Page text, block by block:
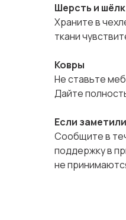
Шерсть и шёлк
Храните в
ткани
Ковры
Не ставьте
Дайте
Если
Сообщите в
поддержку в
не